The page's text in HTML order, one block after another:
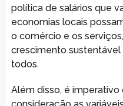
política de salários que
economias locais
o comércio e os
crescimento
todos.
Além disso, é